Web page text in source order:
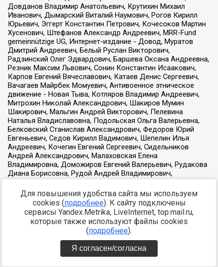
Для повышения удобства сайта мы используем
cookies (подробнее). К сайту подключены
сервисы Yandex.Metrika, LiveInternet, top.mail.ru,
которые также используют файлы cookies
(подробнее).
Я согласен/согласна